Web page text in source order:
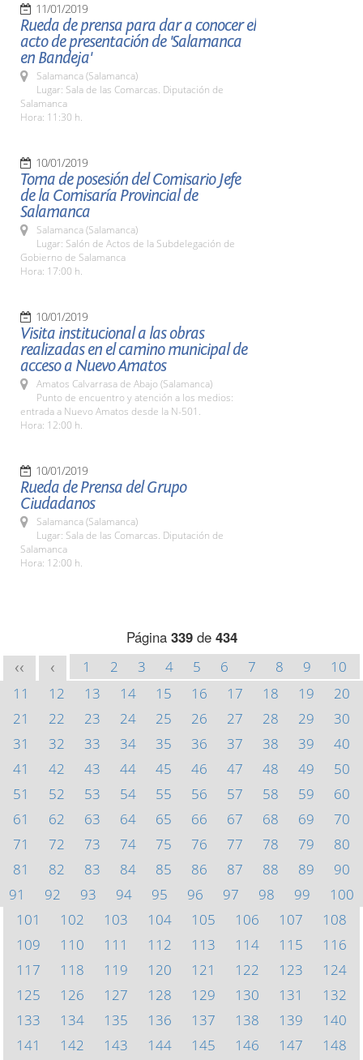
11/01/2019
Rueda de prensa para dar a conocer el
acto de presentación de 'Salamanca
en Bandeja'
Salamanca (Salamanca)
Lugar: Sala de las Comarcas. Diputación de
Salamanca
Hora: 11:30 h.
10/01/2019
Toma de posesión del Comisario Jefe
de la Comisaría Provincial de
Salamanca
Salamanca (Salamanca)
Lugar: Salón de Actos de la Subdelegación de
Gobierno de Salamanca
Hora: 17:00 h.
10/01/2019
Visita institucional a las obras
realizadas en el camino municipal de
acceso a Nuevo Amatos
Amatos Calvarrasa de Abajo (Salamanca)
Punto de encuentro y atención a los medios:
entrada a Nuevo Amatos desde la N-501.
Hora: 12:00 h.
10/01/2019
Rueda de Prensa del Grupo
Ciudadanos
Salamanca (Salamanca)
Lugar: Sala de las Comarcas. Diputación de
Salamanca
Hora: 12:00 h.
Página 339de 434
<< < 1 2 3 4 5 6 7 8 9
10
11
12 13 14 15 16 17 18 19
20
21
22 23 24 25 26 27 28 29
30
31
32 33 34 35 36 37 38 39
40
41
42 43 44 45 46 47 48 49
50
51
52 53 54 55 56 57 58 59
60
61
62 63 64 65 66 67 68 69
70
71
72 73 74 75 76 77 78 79
80
81
82 83 84 85 86 87 88 89
90
91
92 93 94 95 96 97 98 99
100
101
102 103 104 105 106 107
108
109
110 111 112 113 114 115
116
117
118 119 120 121 122 123
124
125
126 127 128 129 130 131
132
133
134 135 136 137 138 139
140
141
142 143 144 145 146 147
148